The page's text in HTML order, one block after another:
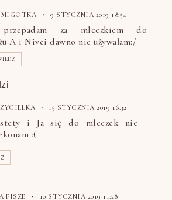
MIGOTKA 9 STYCZNIA 2019 18:54
za mleczkiem do
A i Nivei dawno nie używałam:/
15 STYCZNIA 2019 16:32
i Ja się do mleczek nie
:(
PISZE 10 STYCZNIA 2019 11:28